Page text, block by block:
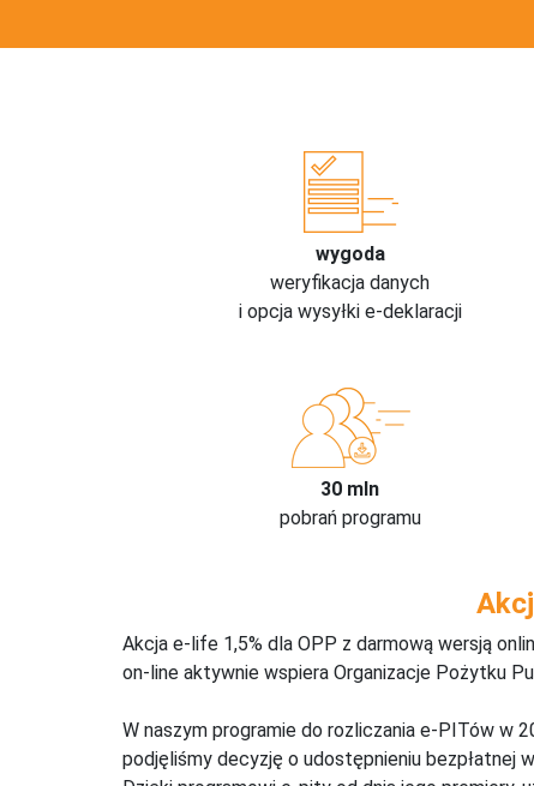
wygoda
weryfikacja danych
i opcja wysyłki e-deklaracji
30 mln
pobrań programu
Akcja e-life 1,5% dla OPP z darmową wersją
on-line aktywnie wspiera Organizacje Pożytku
W naszym programie do rozliczania e-PITów w
podjęliśmy decyzję o udostępnieniu bezpłatnej